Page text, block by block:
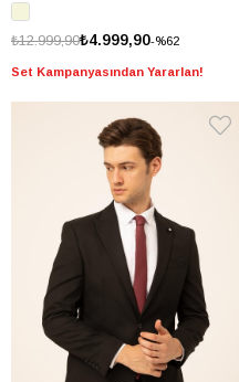
%62
₺4.999,90
₺12.999,90
Set Kampanyasından Yararlan!